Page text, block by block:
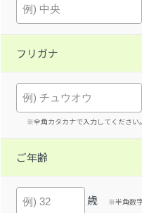
フリガナ
※全角カタカナで入力してください。
ご年齢
歳 ※半角数